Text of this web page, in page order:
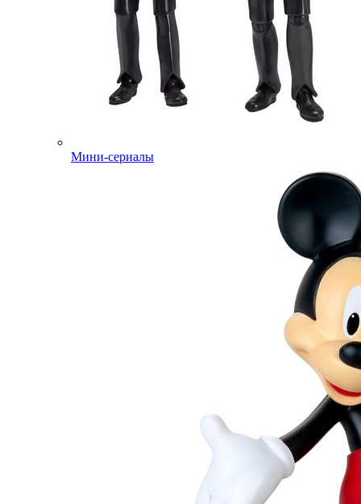
Мини-сериалы